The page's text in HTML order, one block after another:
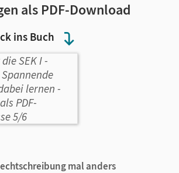
ins Buch
als PDF-Download
mal anders